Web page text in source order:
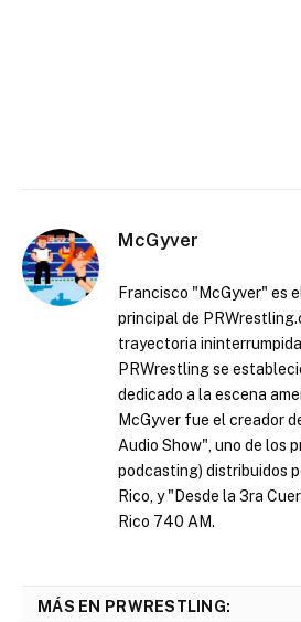
McGyver
Francisco "McGyver" es
principal de
trayectoria
PRWrestling se
dedicado a la escena
McGyver fue el creador
Audio Show", uno de los
podcasting) distribuidos
Rico, y "Desde la 3ra
Rico 740 AM.
MÁS EN PRWRESTLING: